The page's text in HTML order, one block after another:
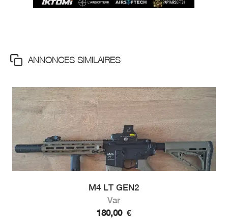
ANNONCES SIMILAIRES
M4 LT GEN2
Var
180,00 €